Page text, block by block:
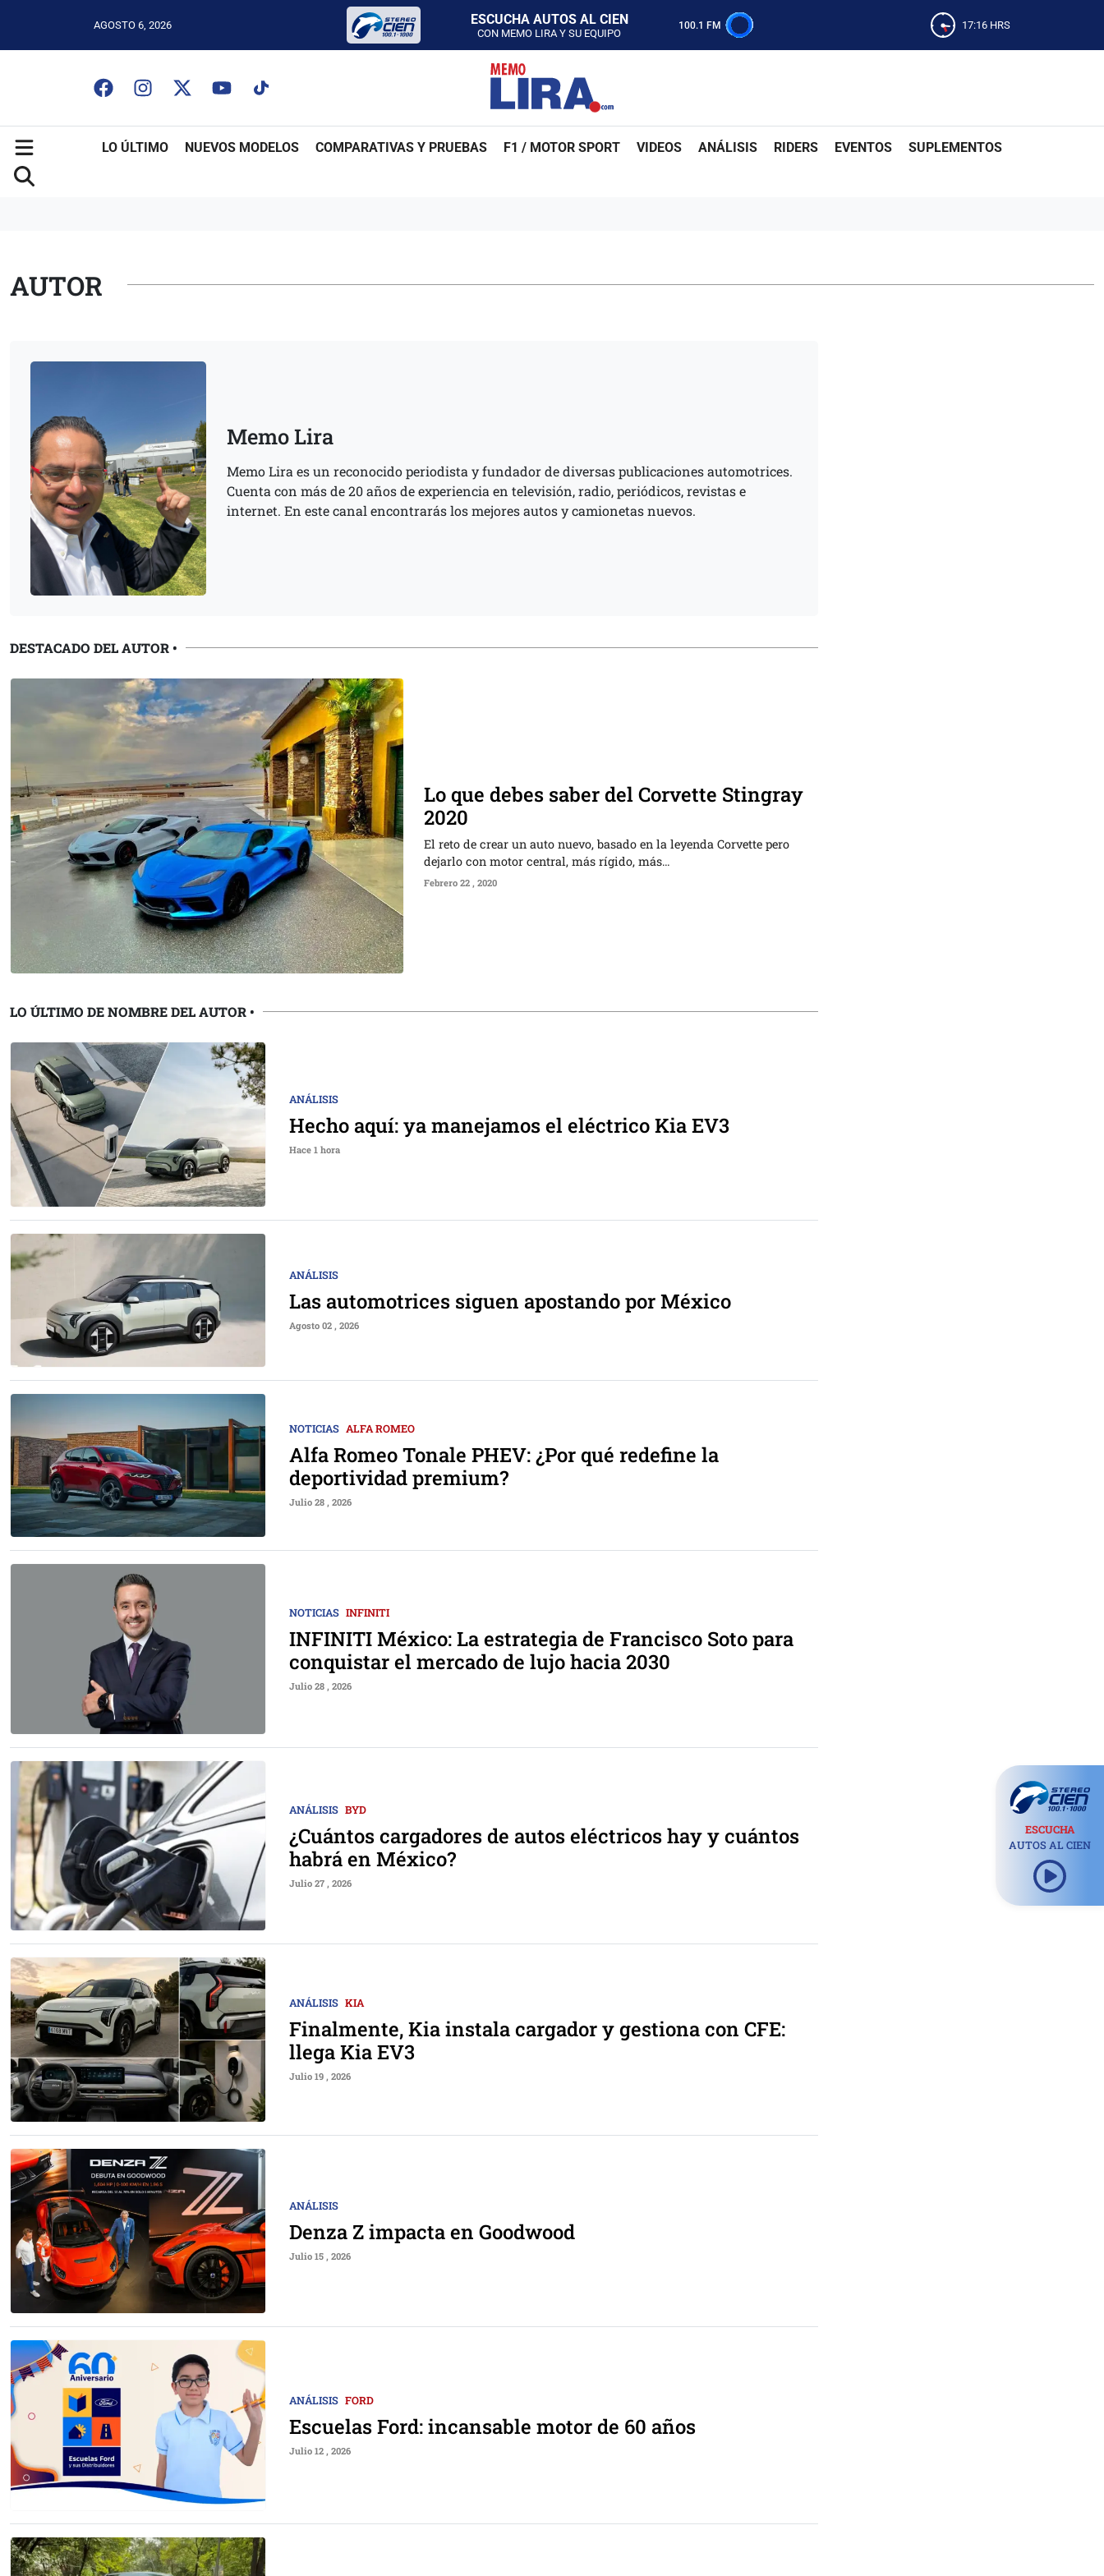
AGOSTO 6, 2026
LUNES A VIERNES - 5:00 PM
SABADO - 12:00 PM
ESCUCHA AUTOS AL CIEN
CON MEMO LIRA Y SU EQUIPO
LUNES A VIERNES - 5:00 PM
SABADO - 12:00 PM
100.1 FM 17:16 HRS
LO ÚLTIMO NUEVOS MODELOS COMPARATIVAS Y PRUEBAS F1 / MOTOR SPORT VIDEOS ANÁLISIS RIDERS EVENTOS SUPLEMENTOS
AUTOR
Memo Lira
Memo Lira es un reconocido periodista y fundador de diversas publicaciones automotrices.
Cuenta con más de 20 años de experiencia en televisión, radio, periódicos, revistas e
internet. En este canal encontrarás los mejores autos y camionetas nuevos.
DESTACADO DEL AUTOR •
Lo que debes saber del Corvette Stingray
2020
El reto de crear un auto nuevo, basado en la leyenda Corvette pero
dejarlo con motor central, más rígido, más…
Febrero 22 , 2020
LO ÚLTIMO DE NOMBRE DEL AUTOR •
ANÁLISIS
Hecho aquí: ya manejamos el eléctrico Kia EV3
Hace 1 hora
ANÁLISIS
Las automotrices siguen apostando por México
Agosto 02 , 2026
NOTICIAS ALFA ROMEO
Alfa Romeo Tonale PHEV: ¿Por qué redefine la
deportividad premium?
Julio 28 , 2026
NOTICIAS INFINITI
INFINITI México: La estrategia de Francisco Soto para
conquistar el mercado de lujo hacia 2030
Julio 28 , 2026
ANÁLISIS BYD
¿Cuántos cargadores de autos eléctricos hay y cuántos
habrá en México?
Julio 27 , 2026
ANÁLISIS KIA
Finalmente, Kia instala cargador y gestiona con CFE:
llega Kia EV3
Julio 19 , 2026
ANÁLISIS
Denza Z impacta en Goodwood
Julio 15 , 2026
ANÁLISIS FORD
Escuelas Ford: incansable motor de 60 años
Julio 12 , 2026
ESCUCHA
AUTOS AL CIEN